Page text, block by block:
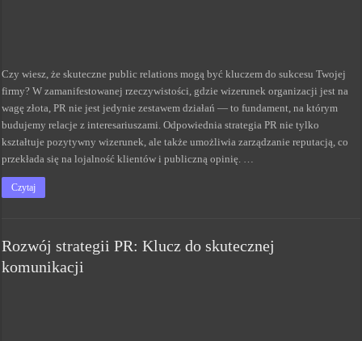
Czy wiesz, że skuteczne public relations mogą być kluczem do sukcesu Twojej
firmy? W zamanifestowanej rzeczywistości, gdzie wizerunek organizacji jest na
wagę złota, PR nie jest jedynie zestawem działań — to fundament, na którym
budujemy relacje z interesariuszami. Odpowiednia strategia PR nie tylko
kształtuje pozytywny wizerunek, ale także umożliwia zarządzanie reputacją, co
przekłada się na lojalność klientów i publiczną opinię. …
Czytaj
Rozwój strategii PR: Klucz do skutecznej
komunikacji